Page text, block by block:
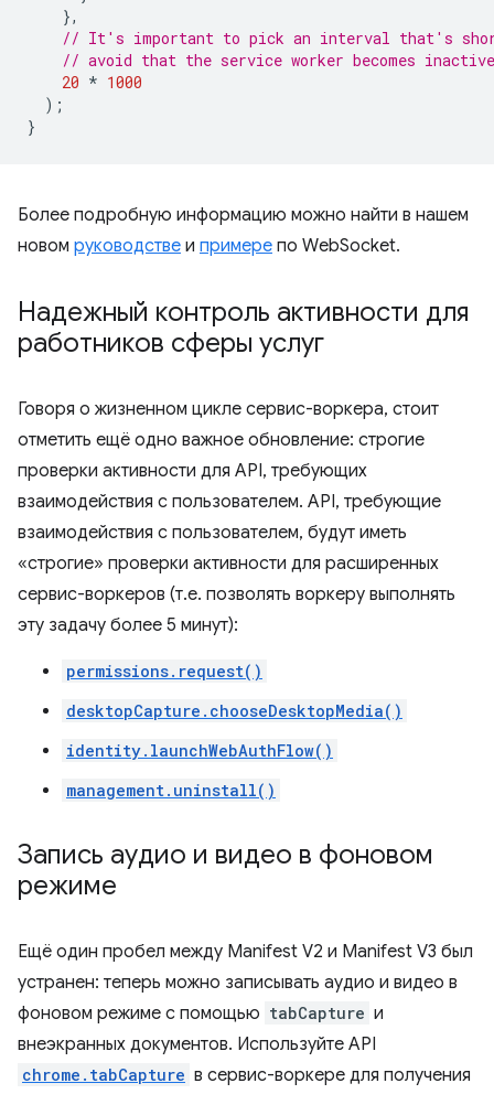
},
// It's important to pick an interval that's
// avoid that the service worker becomes
20 * 1000
);
}
Более подробную информацию можно найти в нашем
новом руководстве и примере по WebSocket.
Надежный контроль активности для
работников сферы услуг
Говоря о жизненном цикле сервис-воркера, стоит
отметить ещё одно важное обновление: строгие
проверки активности для API, требующих
взаимодействия с пользователем. API, требующие
взаимодействия с пользователем, будут иметь
«строгие» проверки активности для расширенных
сервис-воркеров (т.е. позволять воркеру выполнять
эту задачу более 5 минут):
permissions.request()
desktopCapture.chooseDesktopMedia()
identity.launchWebAuthFlow()
management.uninstall()
Запись аудио и видео в фоновом
режиме
Ещё один пробел между Manifest V2 и Manifest V3 был
устранен: теперь можно записывать аудио и видео в
фоновом режиме с помощью tabCapture и
внеэкранных документов. Используйте API
chrome.tabCapture в сервис-воркере для получения